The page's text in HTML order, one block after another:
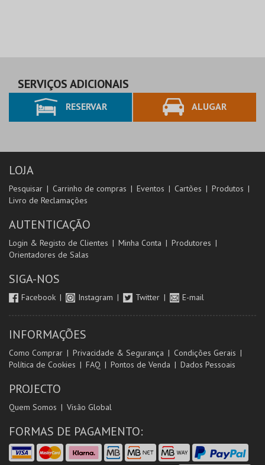
SERVIÇOS ADICIONAIS
RESERVAR ALUGAR
LOJA
Pesquisar Carrinho de compras Eventos Cartões
Produtos
Livro de Reclamações
AUTENTICAÇÃO
Login & Registo de Clientes Minha Conta
Produtores
Orientadores de Salas
SIGA-NOS
Facebook Instagram Twitter E-mail
INFORMAÇÕES
Como Comprar Privacidade & Segurança
Condições Gerais
Política de Cookies
FAQ Pontos de Venda Dados Pessoais
PROJECTO
Quem Somos Visão Global
FORMAS DE PAGAMENTO: